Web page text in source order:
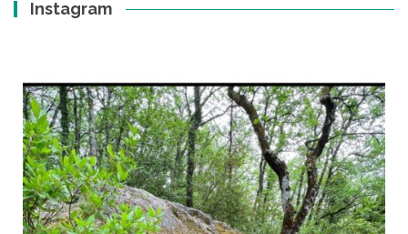
Instagram